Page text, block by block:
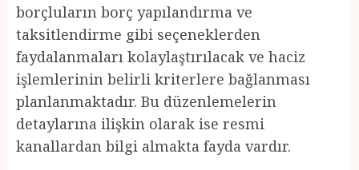
borçluların borç yapılandırma ve
taksitlendirme gibi seçeneklerden
faydalanmaları kolaylaştırılacak ve haciz
işlemlerinin belirli kriterlere bağlanması
planlanmaktadır. Bu düzenlemelerin
detaylarına ilişkin olarak ise resmi
kanallardan bilgi almakta fayda vardır.